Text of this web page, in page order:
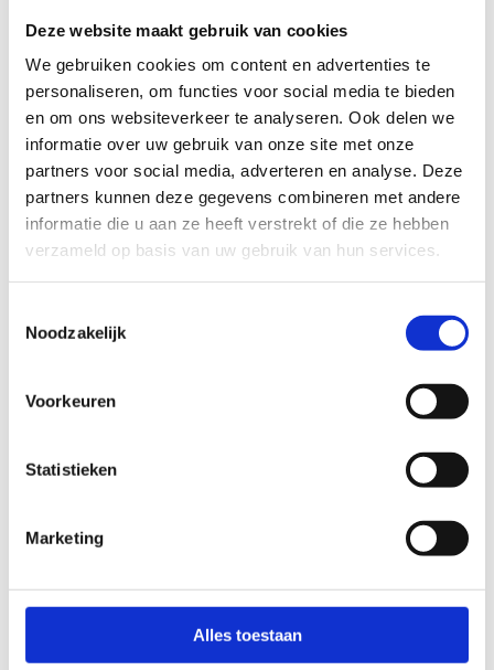
Deze website maakt gebruik van cookies
We gebruiken cookies om content en advertenties te
personaliseren, om functies voor social media te bieden
en om ons websiteverkeer te analyseren. Ook delen we
informatie over uw gebruik van onze site met onze
partners voor social media, adverteren en analyse. Deze
partners kunnen deze gegevens combineren met andere
informatie die u aan ze heeft verstrekt of die ze hebben
verzameld op basis van uw gebruik van hun services.
Noodzakelijk
Voorkeuren
Statistieken
Marketing
Alles toestaan
Bedrijfsnaam optioneel
E-mailadres
Telefoonnummer
Vraag
Liever persoonlijk contact?Geenenkel probleem!